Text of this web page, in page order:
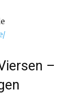
–